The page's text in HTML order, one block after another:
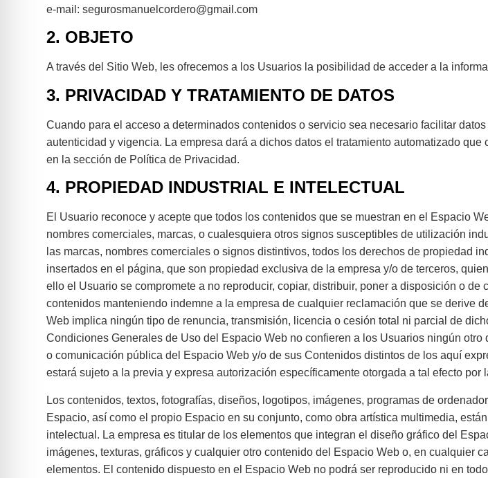
e-mail: segurosmanuelcordero@gmail.com
2. OBJETO
A través del Sitio Web, les ofrecemos a los Usuarios la posibilidad de acceder a la
3. PRIVACIDAD Y TRATAMIENTO DE DATOS
Cuando para el acceso a determinados contenidos o servicio sea necesario facilitar
autenticidad y vigencia. La empresa dará a dichos datos el tratamiento automatizado
en la sección de Política de Privacidad.
4. PROPIEDAD INDUSTRIAL E INTELECTUAL
El Usuario reconoce y acepte que todos los contenidos que se muestran en el Espacio
nombres comerciales, marcas, o cualesquiera otros signos susceptibles de utilización
las marcas, nombres comerciales o signos distintivos, todos los derechos de propiedad
insertados en el página, que son propiedad exclusiva de la empresa y/o de terceros,
ello el Usuario se compromete a no reproducir, copiar, distribuir, poner a disposición o
contenidos manteniendo indemne a la empresa de cualquier reclamación que se derive
Web implica ningún tipo de renuncia, transmisión, licencia o cesión total ni parcial de
Condiciones Generales de Uso del Espacio Web no confieren a los Usuarios ningún
o comunicación pública del Espacio Web y/o de sus Contenidos distintos de los aquí
estará sujeto a la previa y expresa autorización específicamente otorgada a tal efecto
Los contenidos, textos, fotografías, diseños, logotipos, imágenes, programas de
Espacio, así como el propio Espacio en su conjunto, como obra artística multimedia,
intelectual. La empresa es titular de los elementos que integran el diseño gráfico del
imágenes, texturas, gráficos y cualquier otro contenido del Espacio Web o, en cualquier
elementos. El contenido dispuesto en el Espacio Web no podrá ser reproducido ni en